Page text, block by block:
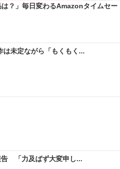
は？」毎日変わるAmazonタイムセー
未定ながら「もくもく...
告 「力及ばず大変申し...